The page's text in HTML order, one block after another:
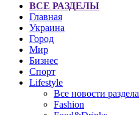
ВСЕ РАЗДЕЛЫ
Главная
Украина
Город
Мир
Бизнес
Спорт
Lifestyle
Все новости раздела
Fashion